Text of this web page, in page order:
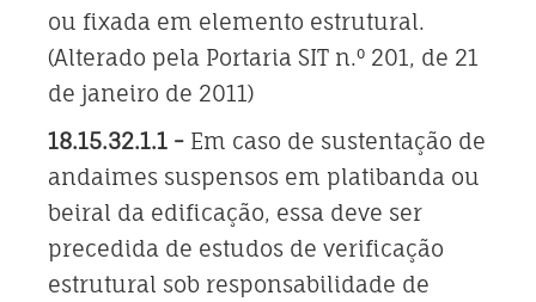
ou fixada em elemento estrutural.
(Alterado pela Portaria SIT n.º 201, de 21
de janeiro de 2011)
18.15.32.1.1 - Em caso de sustentação de
andaimes suspensos em platibanda ou
beiral da edificação, essa deve ser
precedida de estudos de verificação
estrutural sob responsabilidade de